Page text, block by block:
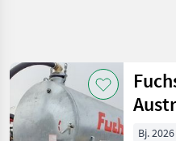
Bj. 2026